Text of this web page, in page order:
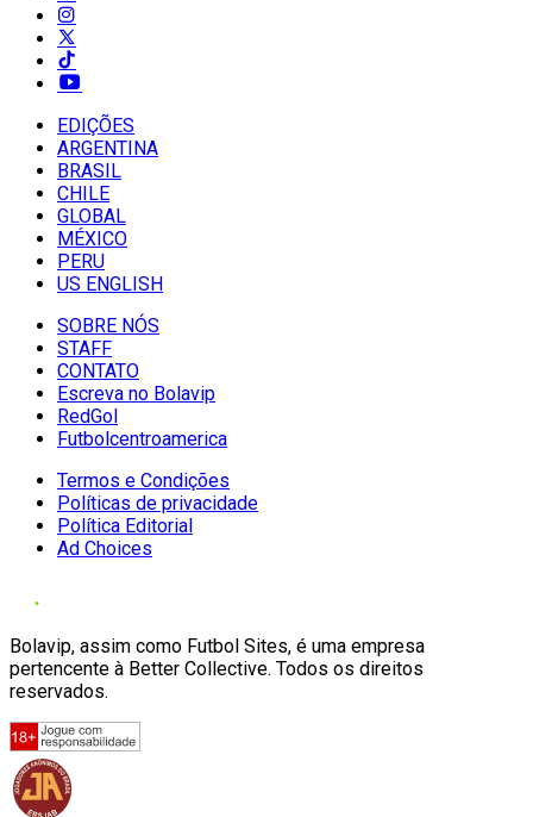
EDIÇÕES
ARGENTINA
BRASIL
CHILE
GLOBAL
MÉXICO
PERU
US ENGLISH
SOBRE NÓS
STAFF
CONTATO
Escreva no Bolavip
RedGol
Futbolcentroamerica
Termos e Condições
Políticas de privacidade
Política Editorial
Ad Choices
Bolavip, assim como Futbol Sites, é uma empresa
pertencente à Better Collective. Todos os direitos
reservados.